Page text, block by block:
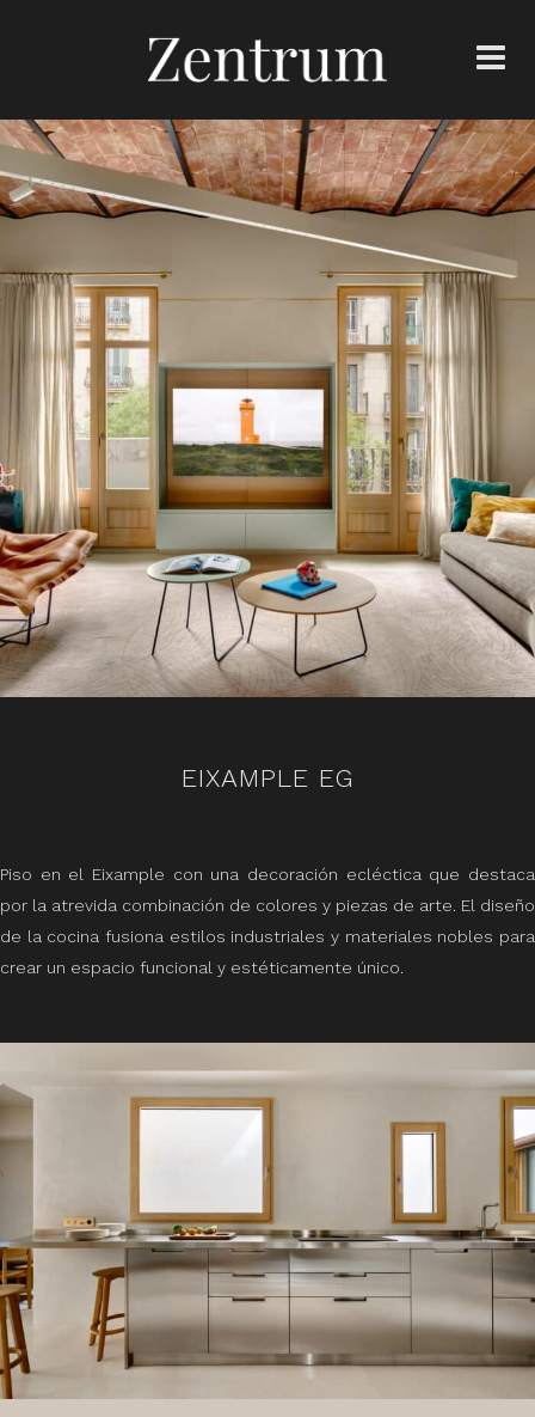
EIXAMPLE EG
Piso en el Eixample con una decoración ecléctica que destaca
por la atrevida combinación de colores y piezas de arte. El diseño
de la cocina fusiona estilos industriales y materiales nobles para
crear un espacio funcional y estéticamente único.